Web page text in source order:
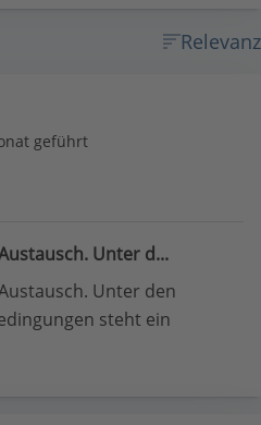
Relevanz
geführt
Unter d...
Unter den
steht ein